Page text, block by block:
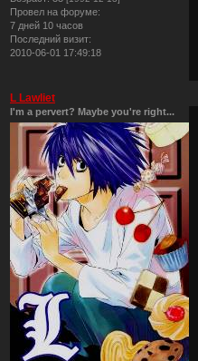
Провел на форуме:
7 дней 10 часов
Последний визит:
2010-06-01 17:49:18
L Lawliet
I'm a pervert? Maybe you're right...